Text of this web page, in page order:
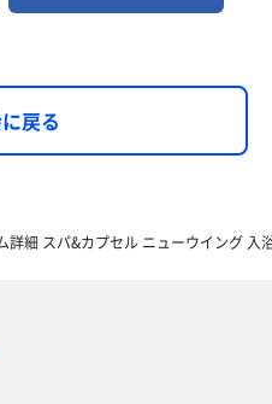
戻る
詳細 スパ&カプセル ニューウイング 入